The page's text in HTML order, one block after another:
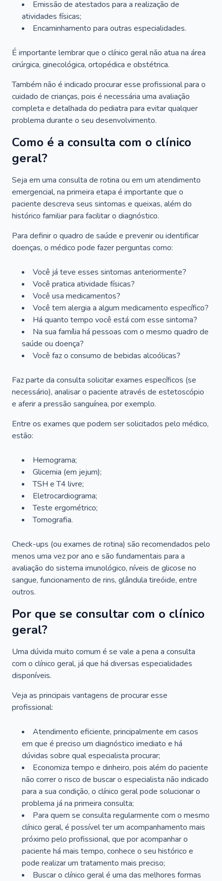
Emissão de atestados para a realização de
atividades físicas;
Encaminhamento para outras especialidades.
É importante lembrar que o clínico geral não atua na área
cirúrgica, ginecológica, ortopédica e obstétrica.
Também não é indicado procurar esse profissional para o
cuidado de crianças, pois é necessária uma avaliação
completa e detalhada do pediatra para evitar qualquer
problema durante o seu desenvolvimento.
Como é a consulta com o clínico
geral?
Seja em uma consulta de rotina ou em um atendimento
emergencial, na primeira etapa é importante que o
paciente descreva seus sintomas e queixas, além do
histórico familiar para facilitar o diagnóstico.
Para definir o quadro de saúde e prevenir ou identificar
doenças, o médico pode fazer perguntas como:
Você já teve esses sintomas anteriormente?
Você pratica atividade físicas?
Você usa medicamentos?
Você tem alergia a algum medicamento específico?
Há quanto tempo você está com esse sintoma?
Na sua família há pessoas com o mesmo quadro de
saúde ou doença?
Você faz o consumo de bebidas alcoólicas?
Faz parte da consulta solicitar exames específicos (se
necessário), analisar o paciente através de estetoscópio
e aferir a pressão sanguínea, por exemplo.
Entre os exames que podem ser solicitados pelo médico,
estão:
Hemograma;
Glicemia (em jejum);
TSH e T4 livre;
Eletrocardiograma;
Teste ergométrico;
Tomografia.
Check-ups (ou exames de rotina) são recomendados pelo
menos uma vez por ano e são fundamentais para a
avaliação do sistema imunológico, níveis de glicose no
sangue, funcionamento de rins, glândula tireóide, entre
outros.
Por que se consultar com o clínico
geral?
Uma dúvida muito comum é se vale a pena a consulta
com o clínico geral, já que há diversas especialidades
disponíveis.
Veja as principais vantagens de procurar esse
profissional:
Atendimento eficiente, principalmente em casos
em que é preciso um diagnóstico imediato e há
dúvidas sobre qual especialista procurar;
Economiza tempo e dinheiro, pois além do paciente
não correr o risco de buscar o especialista não indicado
para a sua condição, o clínico geral pode solucionar o
problema já na primeira consulta;
Para quem se consulta regularmente com o mesmo
clínico geral, é possível ter um acompanhamento mais
próximo pelo profissional, que por acompanhar o
paciente há mais tempo, conhece o seu histórico e
pode realizar um tratamento mais preciso;
Buscar o clínico geral é uma das melhores formas